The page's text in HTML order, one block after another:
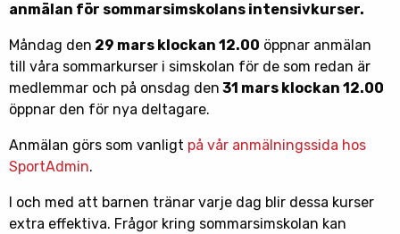
anmälan för sommarsimskolans intensivkurser.
Måndag den 29 mars klockan 12.00 öppnar anmälan
till våra sommarkurser i simskolan för de som redan är
medlemmar och på onsdag den 31 mars klockan 12.00
öppnar den för nya deltagare.
Anmälan görs som vanligt på vår anmälningssida hos
SportAdmin.
I och med att barnen tränar varje dag blir dessa kurser
extra effektiva. Frågor kring sommarsimskolan kan